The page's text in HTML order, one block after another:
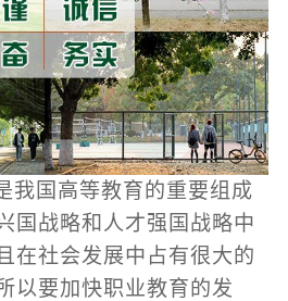
我国高等教育的重要组成
国战略和人才强国战略中
在社会发展中占有很大的
以要加快职业教育的发